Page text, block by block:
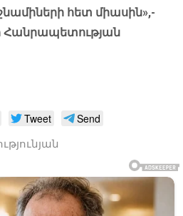
հետ միասին»,-
Հանրապետության
Tweet Send